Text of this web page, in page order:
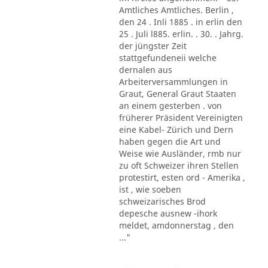
Amtliches Amtliches. Berlin ,
den 24 . Inli 1885 . in erlin den
25 . Juli l885. erlin. . 30. . Jahrg.
der jüngster Zeit
stattgefundeneii welche
dernalen aus
Arbeiterversammlungen in
Graut, General Graut Staaten
an einem gesterben . von
früherer Präsident Vereinigten
eine Kabel- Zürich und Dern
haben gegen die Art und
Weise wie Ausländer, rmb nur
zu oft Schweizer ihren Stellen
protestirt, esten ord - Amerika ,
ist , wie soeben
schweizarisches Brod
depesche ausnew -ihork
meldet, amdonnerstag , den
..."